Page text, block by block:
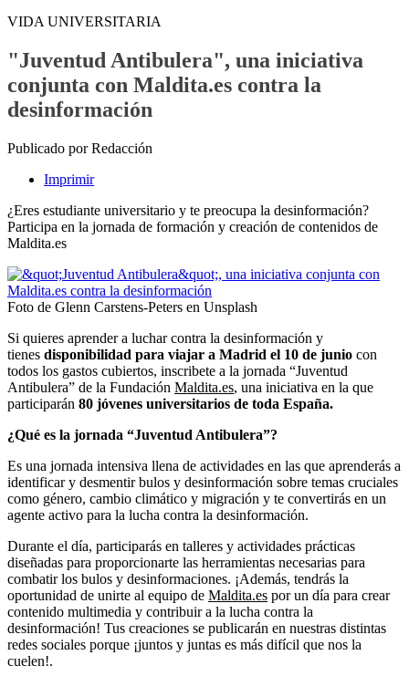
VIDA UNIVERSITARIA
"Juventud Antibulera", una iniciativa
conjunta con Maldita.es contra la
desinformación
Publicado por Redacción
Imprimir
¿Eres estudiante universitario y te preocupa la desinformación?
Participa en la jornada de formación y creación de contenidos de
Maldita.es
Foto de Glenn Carstens-Peters en Unsplash
Si quieres aprender a luchar contra la desinformación y
tienes disponibilidad para viajar a Madrid el 10 de junio con
todos los gastos cubiertos, inscribete a la jornada “Juventud
Antibulera” de la Fundación Maldita.es, una iniciativa en la que
participarán 80 jóvenes universitarios de toda España.
¿Qué es la jornada “Juventud Antibulera”?
Es una jornada intensiva llena de actividades en las que aprenderás a
identificar y desmentir bulos y desinformación sobre temas cruciales
como género, cambio climático y migración y te convertirás en un
agente activo para la lucha contra la desinformación.
Durante el día, participarás en talleres y actividades prácticas
diseñadas para proporcionarte las herramientas necesarias para
combatir los bulos y desinformaciones. ¡Además, tendrás la
oportunidad de unirte al equipo de Maldita.es por un día para crear
contenido multimedia y contribuir a la lucha contra la
desinformación! Tus creaciones se publicarán en nuestras distintas
redes sociales porque ¡juntos y juntas es más difícil que nos la
cuelen!.